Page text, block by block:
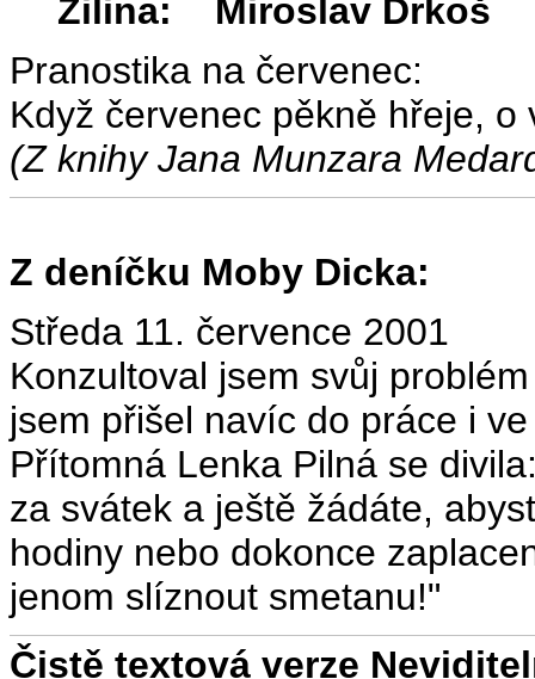
Žilina: Miroslav Drkoš
Pranostika na červenec:
Když červenec pěkně hřeje,
(Z knihy Jana Munzara
Z deníčku Moby Dicka:
Středa 11. července 2001
Konzultoval jsem svůj
jsem přišel navíc do práce i
Přítomná Lenka Pilná se
za svátek a ještě žádáte,
hodiny nebo dokonce
jenom slíznout smetanu!"
Čistě textová verze